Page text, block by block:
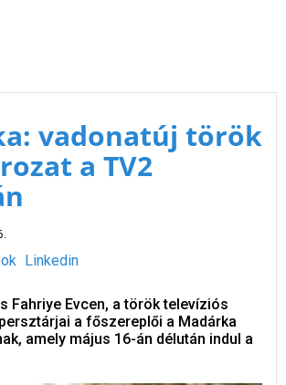
vadonatúj török
a TV2
Linkedin
Fahriye Evcen, a török televíziós
a főszereplői a Madárka
amely május 16-án délután indul a